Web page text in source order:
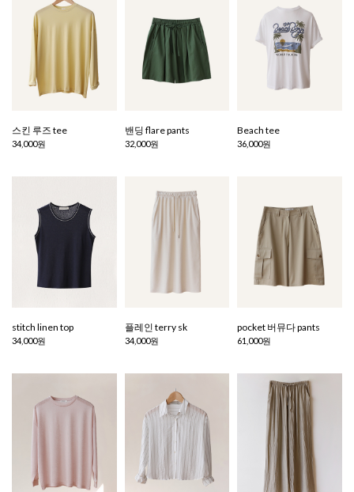
스킨 루즈 tee
34,000원
밴딩 flare pants
32,000원
Beach tee
36,000원
stitch linen top
34,000원
플레인 terry sk
34,000원
pocket 버뮤다 pants
61,000원